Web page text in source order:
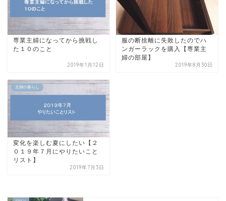
専業主婦になってから挑戦し
た１０のこと
2019年1月12日
服の断捨離に失敗したのでハ
ンガーラックを購入【専業主
婦の部屋】
2019年8月30日
主婦の暮らし
変化を楽しむ夏にしたい【２
０１９年７月にやりたいこと
リスト】
2019年7月3日